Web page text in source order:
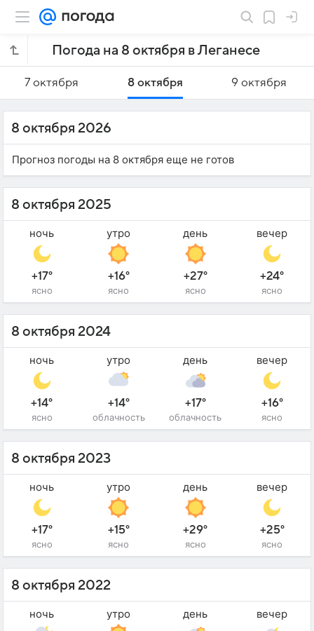
Погода на 8 октября в Леганесе
7 октября 8 октября 9 октября
8 октября 2026
Прогноз погоды на 8 октября еще не готов
8 октября 2025
ночь
+17°
ясно
утро
+16°
ясно
день
+27°
ясно
вечер
+24°
ясно
8 октября 2024
ночь
+14°
ясно
утро
+14°
облачность
день
+17°
облачность
вечер
+16°
ясно
8 октября 2023
ночь
+17°
ясно
утро
+15°
ясно
день
+29°
ясно
вечер
+25°
ясно
8 октября 2022
ночь утро день вечер